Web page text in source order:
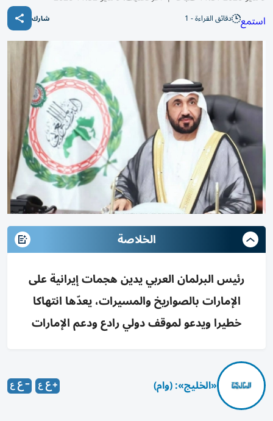
استمع دقائق القراءة - 1 شارك
الخلاصة
رئيس البرلمان العربي يدين هجمات إيرانية على
الإمارات بالصواريخ والمسيرات، يعدّها انتهاكا
خطيرا ويدعو لموقف دولي رادع ودعم الإمارات
«الخليج»: (وام)